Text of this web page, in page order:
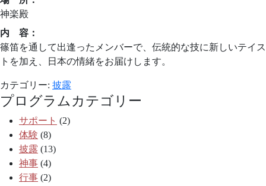
神楽殿
内 容：
篠笛を通して出逢ったメンバーで、伝統的な技に新しいテイス
トを加え、日本の情緒をお届けします。
カテゴリー: 披露
プログラムカテゴリー
サポート (2)
体験 (8)
披露 (13)
神事 (4)
行事 (2)